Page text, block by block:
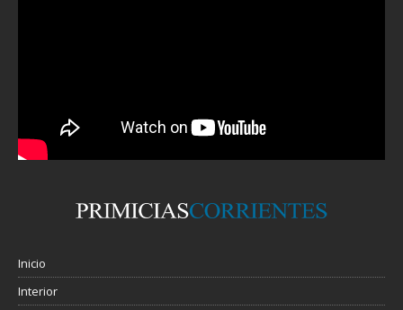
Inicio
Interior